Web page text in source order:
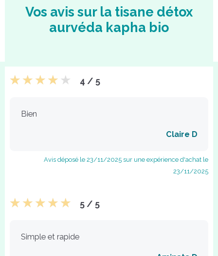
Vos avis sur la tisane détox
aurvéda kapha bio
4 / 5
Bien
Claire D
Avis déposé le 23/11/2025 sur une expérience d'achat le
23/11/2025
5 / 5
Simple et rapide